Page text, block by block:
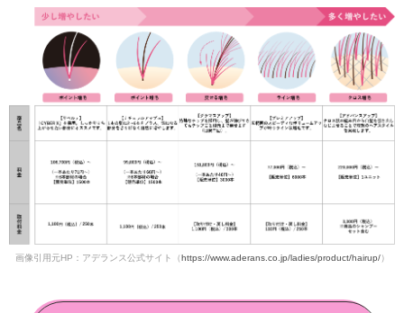
画像引用元HP：アデランス公式サイト（https://www.aderans.co.jp/ladies/product/hairup/）